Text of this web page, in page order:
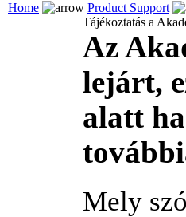
Home
Product Support
Tájékoztatás a
Az
lejárt,
alatt
Mely